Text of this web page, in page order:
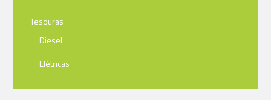
Tesouras
Diesel
Elétricas